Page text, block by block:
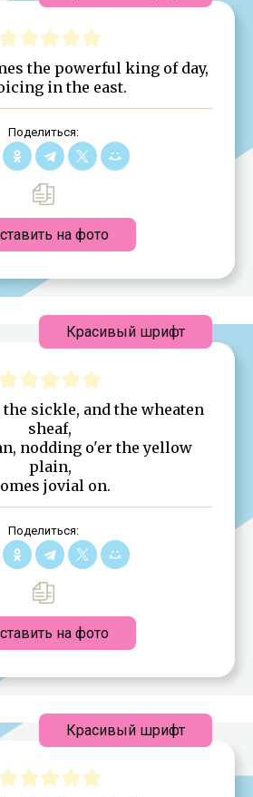
the powerful king of day,
in the east.
Поделиться:
на фото
sickle, and the wheaten
sheaf,
nodding o'er the yellow
plain,
jovial on.
Поделиться:
на фото
Красивый шрифт
Красивый шрифт